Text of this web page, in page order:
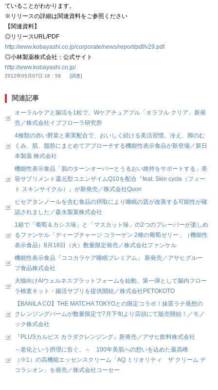
ていることがわかります。
※リリースの詳細は関連資料をご参照ください
【関連資料】
◎リリースURL/PDF
http://www.kobayashi.co.jp/corporate/news/report/pdf/v29.pdf
◎小林製薬株式会社：公式サイト
http://www.kobayashi.co.jp/
2012年05月07日 16：59 調査
関連記事
オーラルケアと腸活を1粒で。Wケアチュアブル「オラフル クリア」新発
売／株式会社イブフローラ研究所
4種類の赤い野菜と果実配合で、おいしく続ける美活習慣。冷え、脚のむ
くみ、肌、脂肪にまとめてアプローチする機能性表示食品が新登場／新日
本製薬 株式会社
機能性表示食品「肌のターンオーバーとうるおい維持をサポートする」美
容サプリメント還元型コエンザイムQ10を配合『feat. Skin cycle（フィー
ト スキンサイクル）』が新発売／株式会社Quon
ピセアタンノールを含む食品の摂取により睡眠の質が改善する可能性が確
認されました／森永製菓株式会社
1箱で「葡萄＆カシス味」と「マスカット味」の2つのフレーバーが楽しめ
るファンケル「ディープチャージ コラーゲン 2種の葡萄ゼリー」（機能性
表示食品）8月18日（火）数量限定発売／株式会社ファンケル
機能性表示食品『ココカラケア睡眠プレミアム』 新発売／アサヒグルー
プ食品株式会社
犬猫向けAIウェルネスプラットフォームを始動。第一弾として腸内フロー
ラ検査キット・腸活サプリを提供開始／株式会社PETOKOTO
【BANILA CO】THE MATCHA TOKYOとの限定コラボ！抹茶ラテ発想の
クレンジングバームが数量限定で7月下旬より店頭にて販売開始！／モノ
ック株式会社
『PLUSカルピス カラダクレンジング』新発売／アサヒ飲料株式会社
～老化という摂理に告ぐ。～ 100年美肌への想いを込めた最高峰
（※1）の高機能エッセンスクリーム「AQ ミリオリティ ザ クリーム デ
コラシオン」を発売／株式会社コーセー